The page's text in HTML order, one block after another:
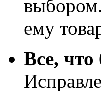
ему
Все,